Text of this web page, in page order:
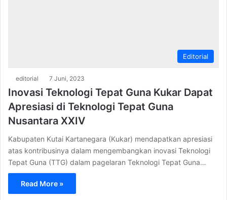
Editorial
editorial 7 Juni, 2023
Inovasi Teknologi Tepat Guna Kukar Dapat
Apresiasi di Teknologi Tepat Guna
Nusantara XXIV
Kabupaten Kutai Kartanegara (Kukar) mendapatkan apresiasi
atas kontribusinya dalam mengembangkan inovasi Teknologi
Tepat Guna (TTG) dalam pagelaran Teknologi Tepat Guna…
Read More »